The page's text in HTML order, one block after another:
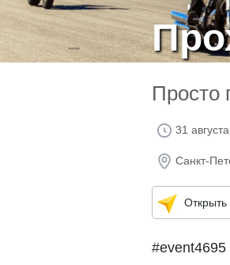
Просто
31
Санкт-
Открыть
#event4695